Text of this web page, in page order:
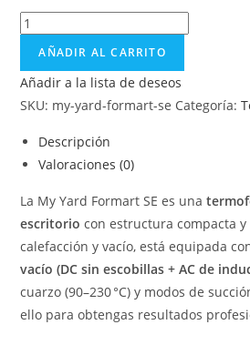
AÑADIR AL CARRITO
Añadir a la lista de deseos
SKU: my-yard-formart-se Categoría:
Descripción
Valoraciones (0)
La My Yard Formart SE es una
escritorio con estructura compacta
calefacción y vacío, está equipada
vacío (DC sin escobillas + AC de
cuarzo (90–230 °C) y modos de
ello para obtengas resultados